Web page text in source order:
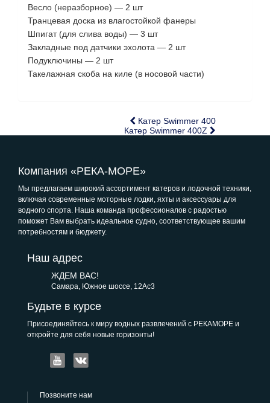
Весло (неразборное) — 2 шт
Транцевая доска из влагостойкой фанеры
Шпигат (для слива воды) — 3 шт
Закладные под датчики эхолота — 2 шт
Подуключины — 2 шт
Такелажная скоба на киле (в носовой части)
Катер Swimmer 400
Катер Swimmer 400Z
Компания «РЕКА-МОРЕ»
Мы предлагаем широкий ассортимент катеров и лодочной техники,
включая современные моторные лодки, яхты и аксессуары для
водного спорта. Наша команда профессионалов с радостью
поможет Вам выбрать идеальное судно, соответствующее вашим
потребностям и бюджету.
Наш адрес
ЖДЕМ ВАС!
Самара, Южное шоссе, 12Ас3
Будьте в курсе
Присоединяйтесь к миру водных развлечений с РЕКАМОРЕ и
откройте для себя новые горизонты!
Позвоните нам